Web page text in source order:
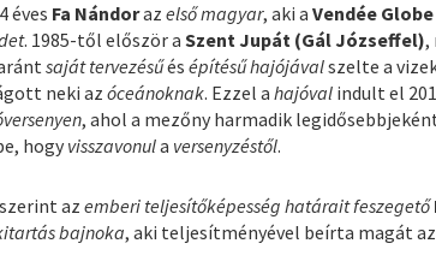
éves Fa Nándorazelső magyar, aki aVendée Globe
. 1985-től először aSzent Jupát (Gál Józseffel),
saját tervezésűés építésű hajójávalszelte a
neki azóceánoknak. Ezzel ahajóval indult el
, ahol a mezőny harmadik
hogy visszavonula versenyzéstől.
azemberi teljesítőképesség határait feszegető
bajnoka, aki teljesítményével beírta magát